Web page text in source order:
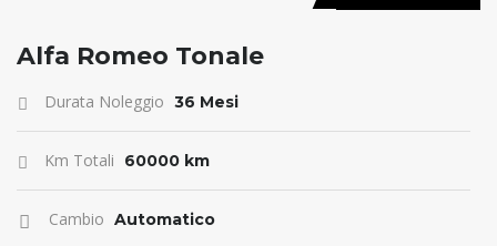
ANTICIPO 0
Alfa Romeo Tonale
Durata Noleggio 36 Mesi
Km Totali 60000 km
Cambio Automatico